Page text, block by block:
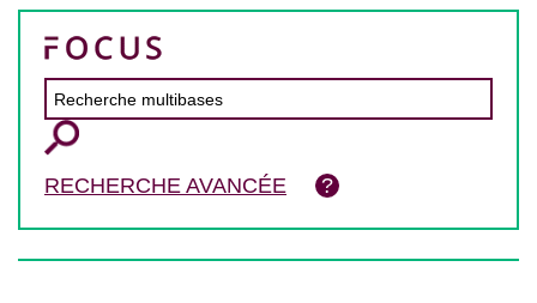
RECHERCHE AVANCÉE